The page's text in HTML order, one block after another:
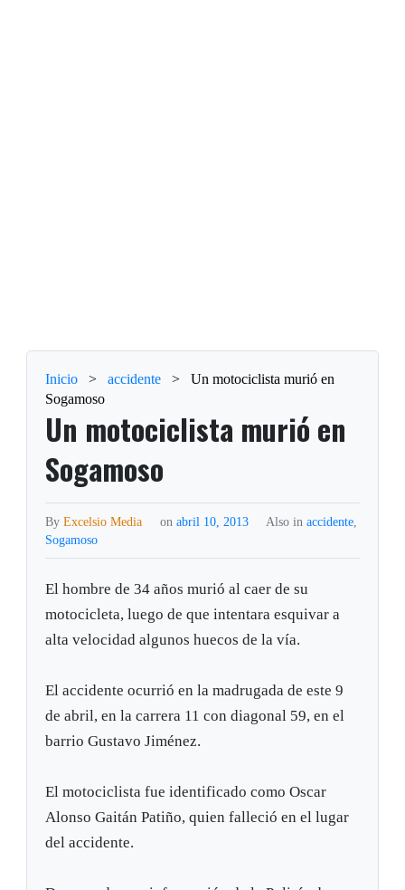
Inicio > accidente >
Un motociclista murió en
Sogamoso
Un motociclista murió en
Sogamoso
ByExcelsio Media on abril 10, 2013 Also in accidente,
Sogamoso
El hombre de 34 años murió al caer de su
motocicleta, luego de que intentara esquivar a
alta velocidad algunos huecos de la vía.
El accidente ocurrió en la madrugada de este 9
de abril, en la carrera 11 con diagonal 59, en el
barrio Gustavo Jiménez.
El motociclista fue identificado como Oscar
Alonso Gaitán Patiño, quien falleció en el lugar
del accidente.